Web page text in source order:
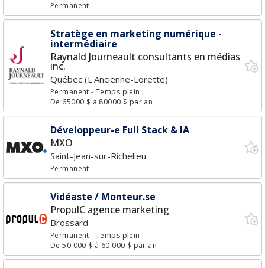
Permanent
Stratège en marketing numérique -
intermédiaire
Raynald Journeault consultants en médias
inc.
Québec (L'Ancienne-Lorette)
Permanent- Temps plein
De 65000 $ à 80000 $ par an
Développeur-e Full Stack & IA
MXO
Saint-Jean-sur-Richelieu
Permanent
Vidéaste / Monteur.se
PropulC agence marketing
Brossard
Permanent- Temps plein
De 50 000 $ à 60 000 $ par an